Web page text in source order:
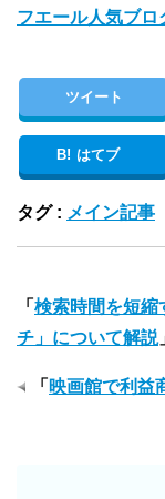
フエール人気ブロ
ツイート
B! はてブ
タグ : メイン記事
「 検索時間を短縮
チ」について解説
「 映画館で利益